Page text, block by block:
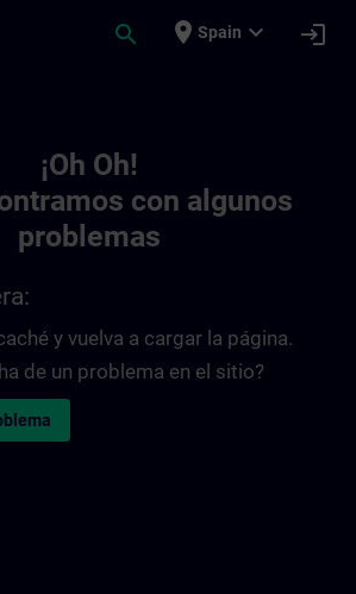
search place Spain expand_more login
¡Oh Oh!
con algunos
problemas
y vuelva a cargar la página.
de un problema en el sitio?